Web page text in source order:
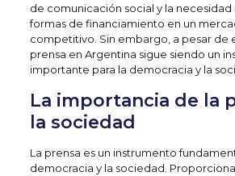
de comunicación social y la
formas de financiamiento en un
competitivo. Sin embargo, a pesar de
prensa en Argentina sigue siendo un
importante para la democracia y la
La importancia de la
la sociedad
La prensa es un instrumento
democracia y la sociedad.